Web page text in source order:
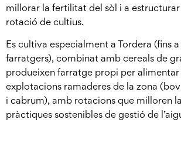
millorar la fertilitat del sòl i a estructurar
rotació de cultius.
Es cultiva especialment a Tordera (fins
farratgers), combinat amb cereals de
produeixen farratge propi per alimentar
explotacions ramaderes de la zona
i cabrum), amb rotacions que milloren
pràctiques sostenibles de gestió de